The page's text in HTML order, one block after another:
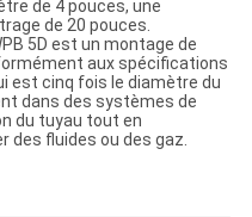
de 4 pouces, une
de 20 pouces.
5D est un montage de
aux spécifications
est cinq fois le diamètre du
dans des systèmes de
du tuyau tout en
des fluides ou des gaz.